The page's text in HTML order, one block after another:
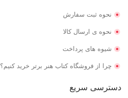
نحوه ثبت سفارش
نحوه ی ارسال کالا
شیوه های پرداخت
چرا از فروشگاه کتاب هنر برتر خرید کنیم؟
دسترسی سریع